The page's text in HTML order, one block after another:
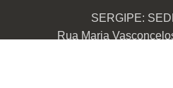
SERGIPE:
Rua Maria